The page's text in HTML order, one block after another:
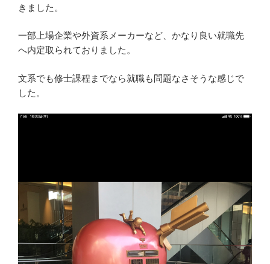
きました。
一部上場企業や外資系メーカーなど、かなり良い就職先
へ内定取られておりました。
文系でも修士課程までなら就職も問題なさそうな感じで
した。